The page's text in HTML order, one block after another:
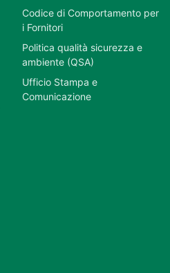
Codice di Comportamento per
i Fornitori
Politica qualità sicurezza e
ambiente (QSA)
Ufficio Stampa e
Comunicazione